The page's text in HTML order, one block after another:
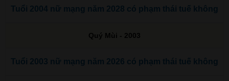
Tuổi 2004 nữ mạng năm 2028 có phạm thái tuế không
Quý Mùi - 2003
Tuổi 2003 nữ mạng năm 2026 có phạm thái tuế không